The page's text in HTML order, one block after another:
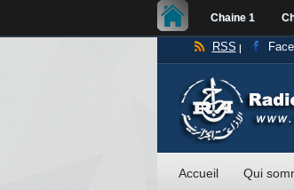
Chaine 1
RSS
Accueil Qui